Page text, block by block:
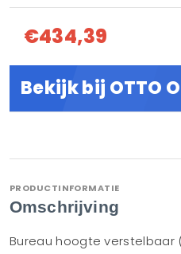
€434,39
Bekijk bij OTTO
PRODUCTINFORMATIE
Omschrijving
Bureau hoogte verstelbaar